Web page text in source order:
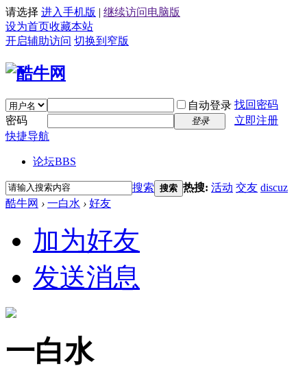
请选择 进入手机版 | 继续访问电脑版
设为首页收藏本站
开启辅助访问 切换到窄版
自动登录 找回密码
密码
登录
立即注册
快捷导航
论坛BBS
搜索 搜索 热搜: 活动 交友 discuz
酷牛网 › 一白水 › 好友
加为好友
发送消息
一白水